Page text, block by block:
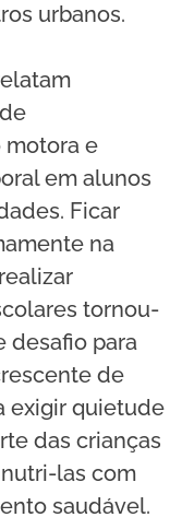
urbanos.
motora e
em alunos
Ficar
na
tornou-
desafio para
de
exigir quietude
das crianças
las com
saudável.